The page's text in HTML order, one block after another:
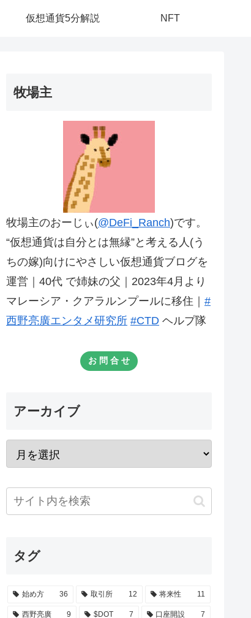
仮想通貨5分解説 NFT
牧場主
牧場主のおーじぃ(@DeFi_Ranch)です。
“仮想通貨は自分とは無縁”と考える人(う
ちの嫁)向けにやさしい仮想通貨ブログを
運営｜40代 で姉妹の父｜2023年4月より
マレーシア・クアラルンプールに移住｜ #
西野亮廣エンタメ研究所 #CTD ヘルプ隊
お 問 合 せ
アーカイブ
タグ
始め方 36 取引所 12 将来性 11
西野亮廣 9 $DOT 7 口座開設 7